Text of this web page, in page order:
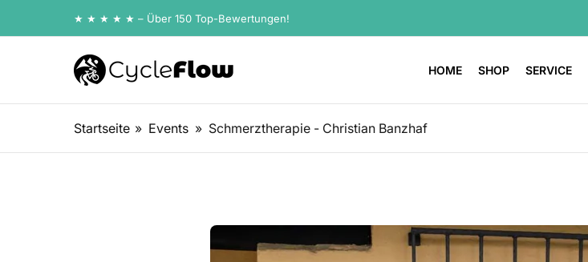
★ ★ ★ ★ ★ – Über 150 Top-Bewertungen!
HOME SHOP SERVICE
Startseite » Events » Schmerztherapie - Christian Banzhaf